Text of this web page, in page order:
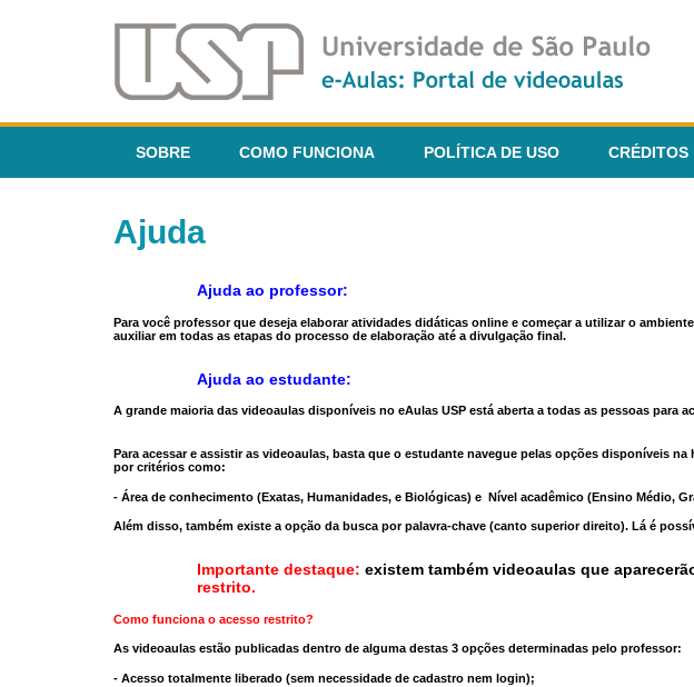
SOBRE COMO FUNCIONA POLÍTICA DE USO CRÉDITOS
Ajuda
Ajuda ao professor:
Para você professor que deseja elaborar atividades didáticas online e começar a utilizar o
auxiliar em todas as etapas do processo de elaboração até a divulgação final.
Ajuda ao estudante:
A grande maioria das videoaulas disponíveis no eAulas USP está aberta a todas as pessoas para
Para acessar e assistir as videoaulas, basta que o estudante navegue pelas opções disponíveis
por critérios como:
- Área de conhecimento (Exatas, Humanidades, e Biológicas) e Nível acadêmico (Ensino Médio,
Além disso, também existe a opção da busca por palavra-chave (canto superior direito). Lá é
Importante destaque: existem também videoaulas que
restrito.
Como funciona o acesso restrito?
As videoaulas estão publicadas dentro de alguma destas 3 opções determinadas pelo professor:
- Acesso totalmente liberado (sem necessidade de cadastro nem login);